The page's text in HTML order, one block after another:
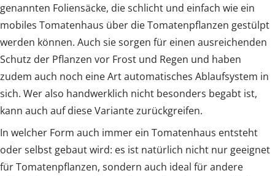
genannten Foliensäcke, die schlicht und einfach wie ein
mobiles Tomatenhaus über die Tomatenpflanzen gestülpt
werden können. Auch sie sorgen für einen ausreichenden
Schutz der Pflanzen vor Frost und Regen und haben
zudem auch noch eine Art automatisches Ablaufsystem in
sich. Wer also handwerklich nicht besonders begabt ist,
kann auch auf diese Variante zurückgreifen.
In welcher Form auch immer ein Tomatenhaus entsteht
oder selbst gebaut wird: es ist natürlich nicht nur geeignet
für Tomatenpflanzen, sondern auch ideal für andere